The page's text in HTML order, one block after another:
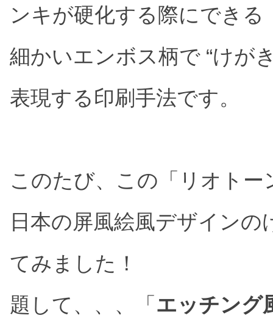
ンキが硬化する際にできる
細かいエンボス柄で “けが
表現する印刷手法です。
このたび、この「リオトー
日本の屏風絵風デザイン
てみました！
題して、、、「 エッチング